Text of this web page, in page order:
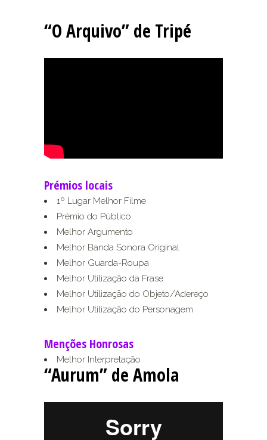
“O Arquivo” de Tripé
Prémios locais
1º Lugar Melhor Filme
Prémio do Público
Melhor Argumento
Melhor Banda Sonora Original
Melhor Guarda-Roupa
Melhor Utilização da Frase
Melhor Utilização do Objeto/Adereço
Melhor Utilização do Personagem
Menções Honrosas
Melhor Interpretação
“Aurum” de Amola